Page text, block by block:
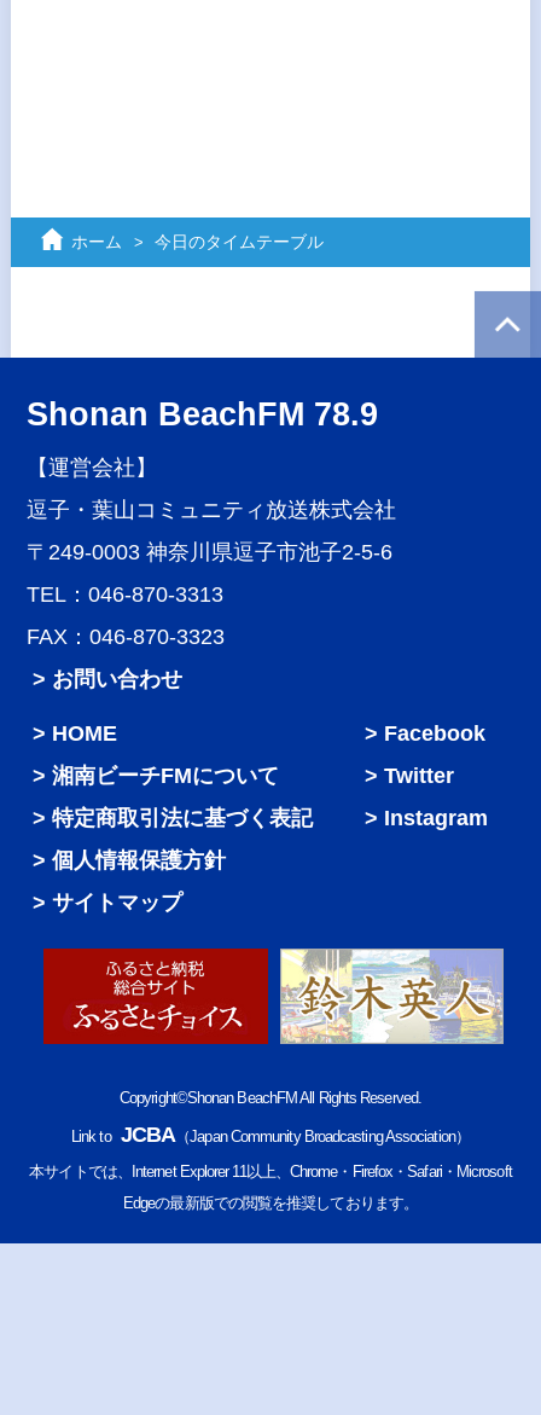
ホーム 今日のタイムテーブル
Shonan BeachFM 78.9
【運営会社】
逗子・葉山コミュニティ放送株式会社
〒249-0003 神奈川県逗子市池子2-5-6
TEL：046-870-3313
FAX：046-870-3323
> お問い合わせ
HOME
湘南ビーチFMについて
特定商取引法に基づく表記
個人情報保護方針
サイトマップ
Facebook
Twitter
Instagram
Copyright©Shonan BeachFM All Rights Reserved.
Link to JCBA（Japan Community Broadcasting Association）
本サイトでは、Internet Explorer 11以上、Chrome・Firefox・Safari・Microsoft
Edgeの最新版での閲覧を推奨しております。